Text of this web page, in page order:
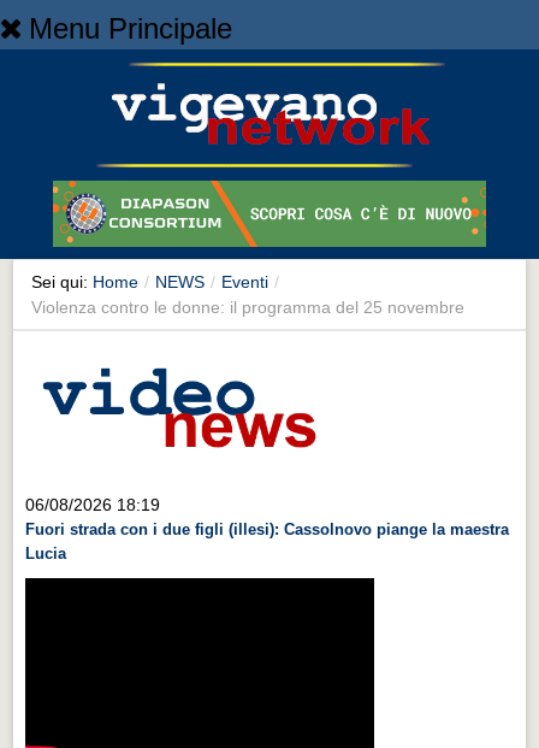
Menu Principale
NEWS
Cronaca
Cronaca
Artes et Artificia
Sport
Territorio
Videonews
Sei qui: Home / NEWS / Eventi /
Violenza contro le donne: il programma del 25 novembre
06/08/2026 18:19
Fuori strada con i due figli (illesi): Cassolnovo piange la maestra
Lucia